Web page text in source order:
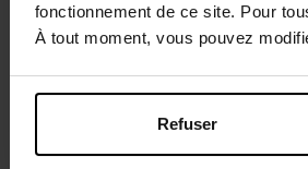
fonctionnement de ce site. Pour
À tout moment, vous pouvez
Refuser